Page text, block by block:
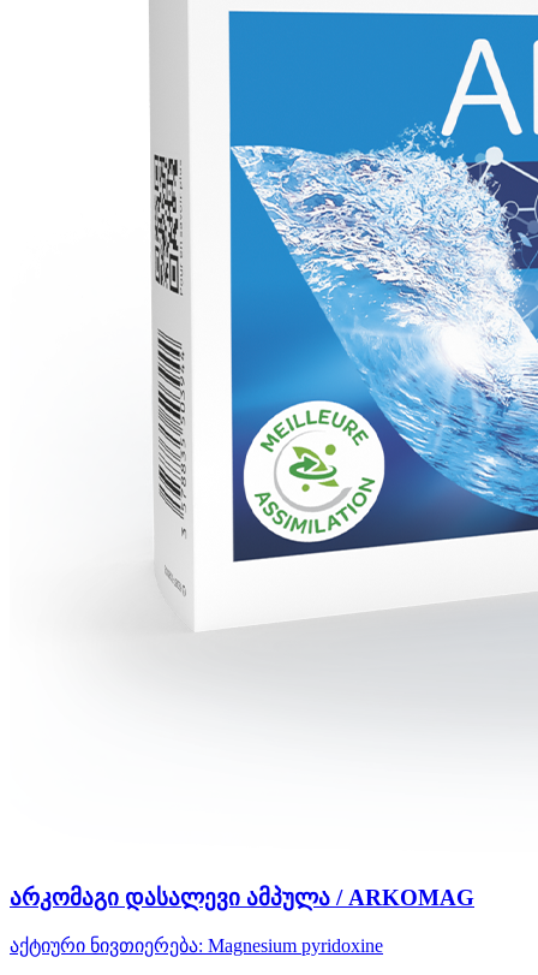
არკომაგი დასალევი ამპულა / ARKOMAG
აქტიური ნივთიერება: Magnesium pyridoxine